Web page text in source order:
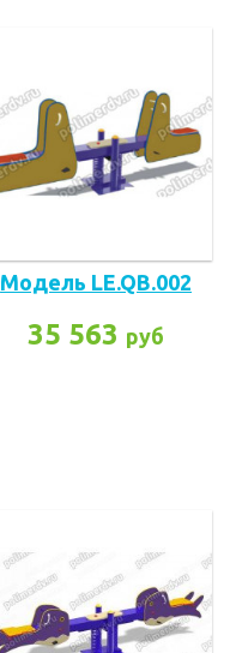
Модель LE.QB.002
35 563 руб